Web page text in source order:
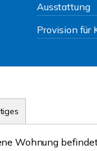
Ausstattung
Provision für
Wohnung